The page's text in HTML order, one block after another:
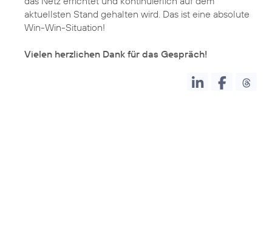
aktuellsten Stand gehalten wird. Das ist eine absolute
Win-Win-Situation!
Vielen herzlichen Dank für das Gespräch!